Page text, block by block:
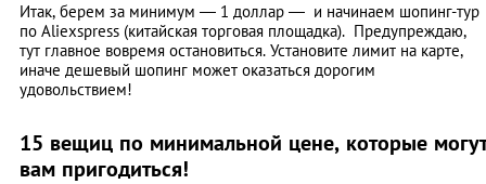
Итак, берем за минимум — 1 доллар — и начинаем шопинг-тур
по Aliexspress (китайская торговая площадка). Предупреждаю,
тут главное вовремя остановиться. Установите лимит на карте,
иначе дешевый шопинг может оказаться дорогим
удовольствием!
15 вещиц по минимальной цене, которые
вам пригодиться!